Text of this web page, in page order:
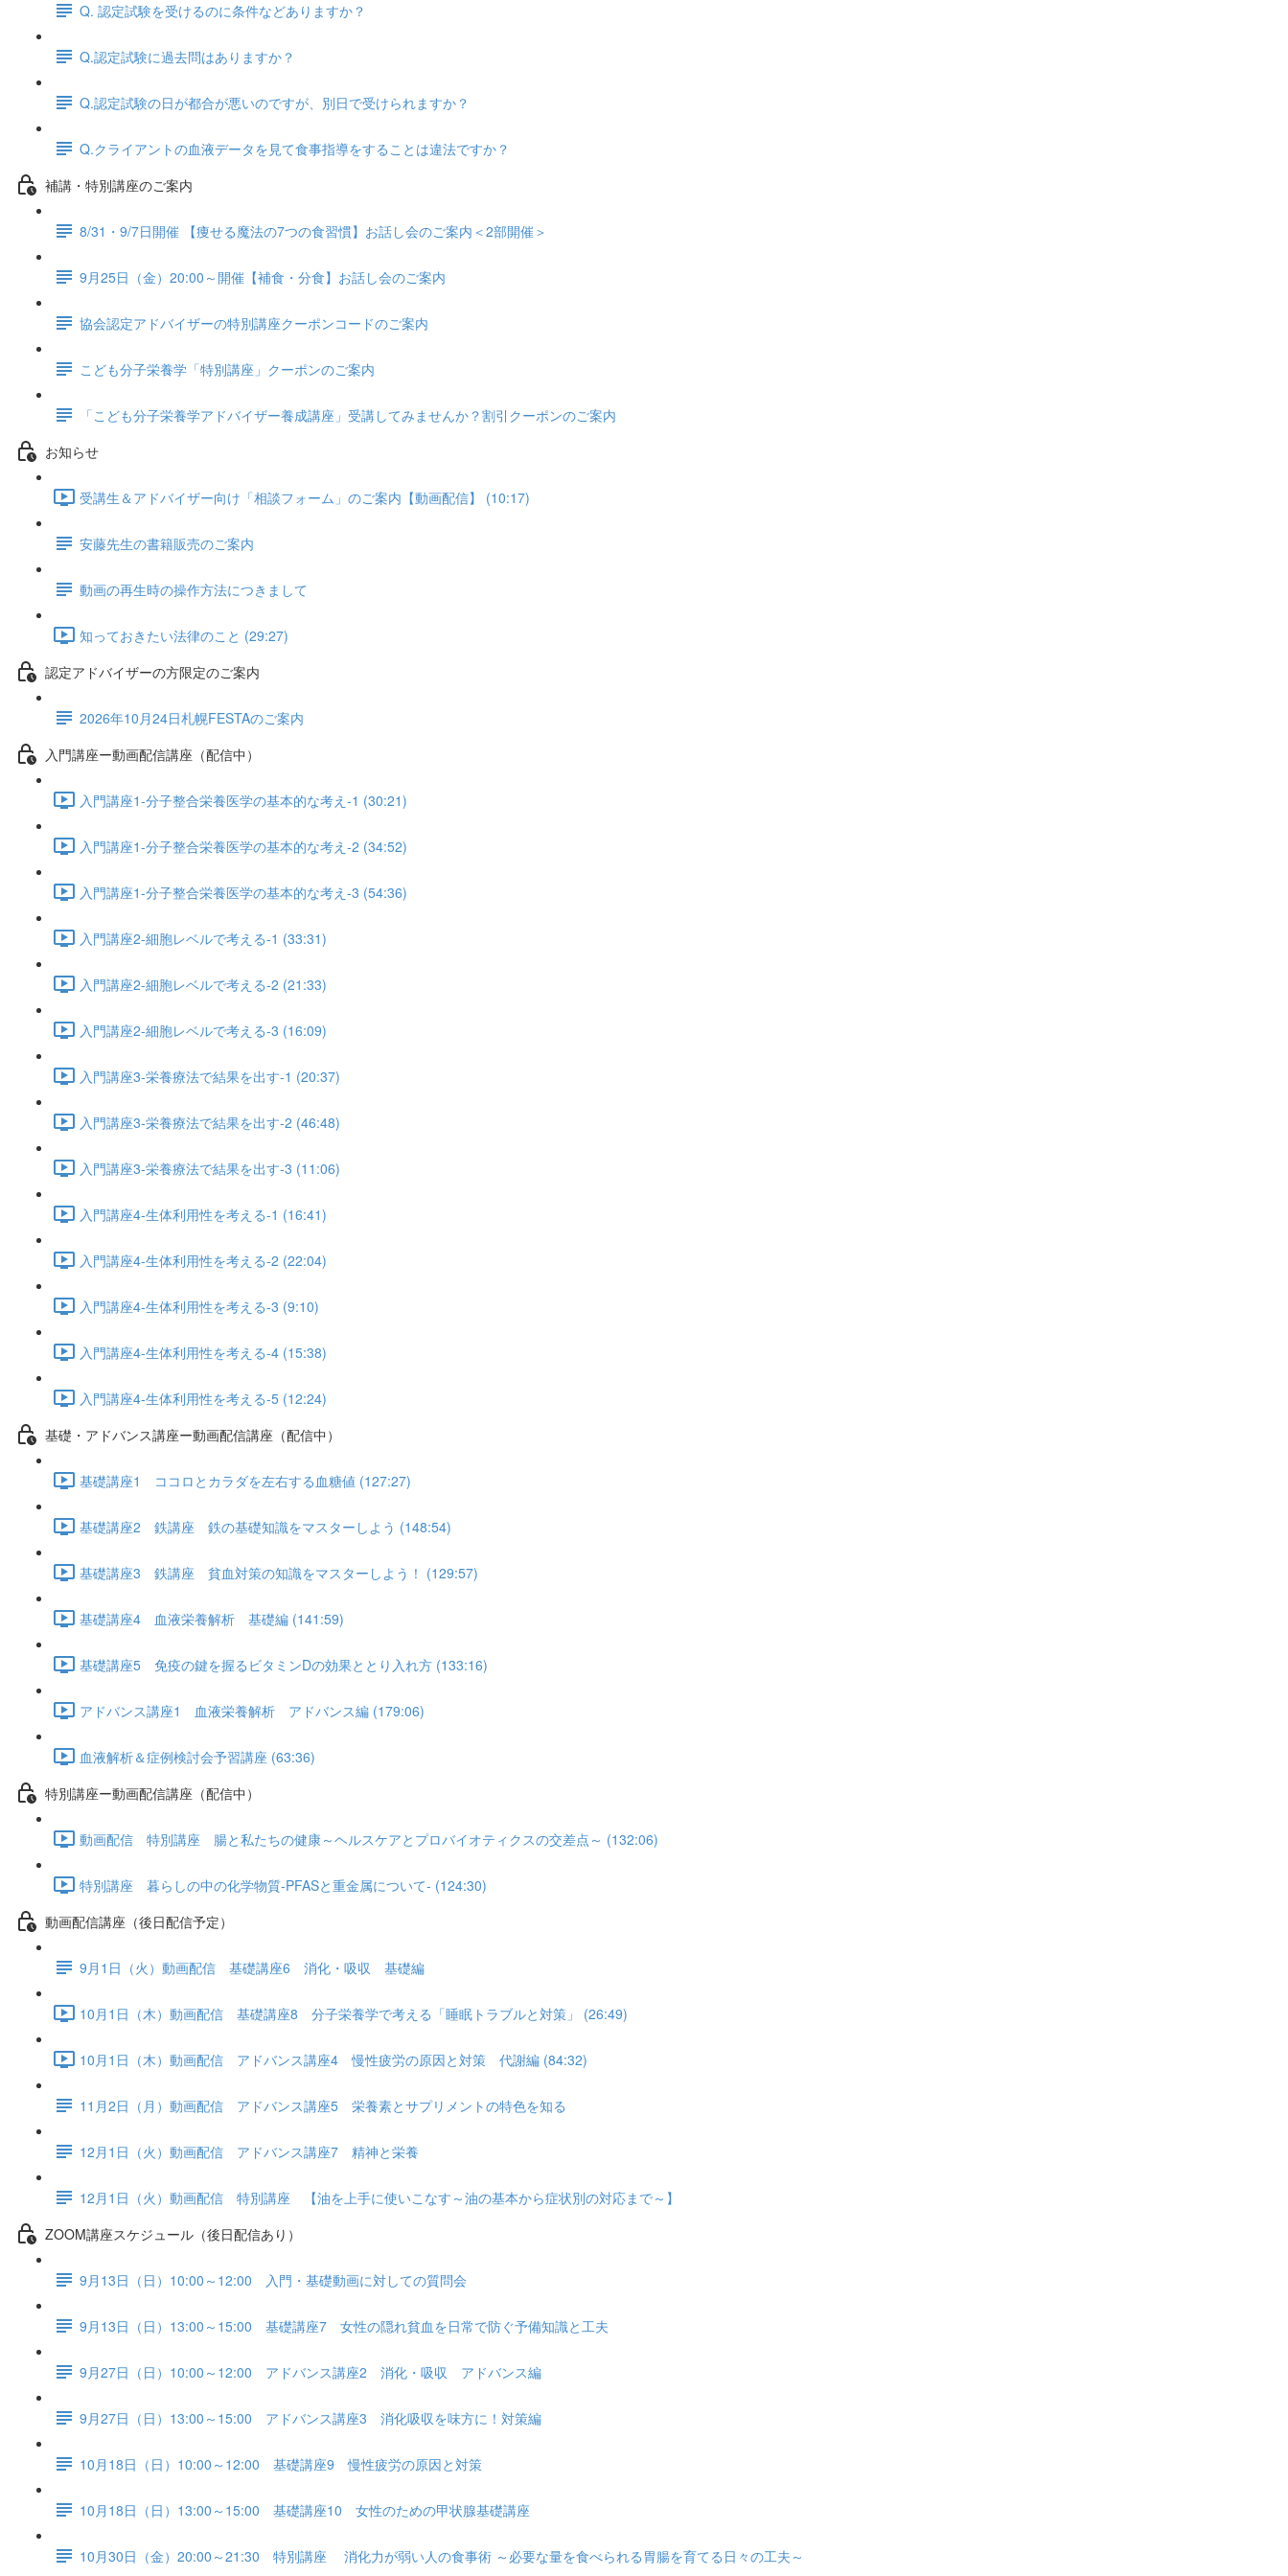
Q. 認定試験を受けるのに条件などありますか？
Q.認定試験に過去問はありますか？
Q.認定試験の日が都合が悪いのですが、別日で受けられますか？
Q.クライアントの血液データを見て食事指導をすることは違法ですか？
補講・特別講座のご案内
8/31・9/7日開催 【痩せる魔法の7つの食習慣】お話し会のご案内＜2部開催＞
9月25日（金）20:00～開催【補食・分食】お話し会のご案内
協会認定アドバイザーの特別講座クーポンコードのご案内
こども分子栄養学「特別講座」クーポンのご案内
「こども分子栄養学アドバイザー養成講座」受講してみませんか？割引クーポンのご案内
お知らせ
受講生＆アドバイザー向け「相談フォーム」のご案内【動画配信】 (10:17)
安藤先生の書籍販売のご案内
動画の再生時の操作方法につきまして
知っておきたい法律のこと (29:27)
認定アドバイザーの方限定のご案内
2026年10月24日札幌FESTAのご案内
入門講座ー動画配信講座（配信中）
入門講座1-分子整合栄養医学の基本的な考え-1 (30:21)
入門講座1-分子整合栄養医学の基本的な考え-2 (34:52)
入門講座1-分子整合栄養医学の基本的な考え-3 (54:36)
入門講座2-細胞レベルで考える-1 (33:31)
入門講座2-細胞レベルで考える-2 (21:33)
入門講座2-細胞レベルで考える-3 (16:09)
入門講座3-栄養療法で結果を出す-1 (20:37)
入門講座3-栄養療法で結果を出す-2 (46:48)
入門講座3-栄養療法で結果を出す-3 (11:06)
入門講座4-生体利用性を考える-1 (16:41)
入門講座4-生体利用性を考える-2 (22:04)
入門講座4-生体利用性を考える-3 (9:10)
入門講座4-生体利用性を考える-4 (15:38)
入門講座4-生体利用性を考える-5 (12:24)
基礎・アドバンス講座ー動画配信講座（配信中）
基礎講座1 ココロとカラダを左右する血糖値 (127:27)
基礎講座2 鉄講座 鉄の基礎知識をマスターしよう (148:54)
基礎講座3 鉄講座 貧血対策の知識をマスターしよう！ (129:57)
基礎講座4 血液栄養解析 基礎編 (141:59)
基礎講座5 免疫の鍵を握るビタミンDの効果ととり入れ方 (133:16)
アドバンス講座1 血液栄養解析 アドバンス編 (179:06)
血液解析＆症例検討会予習講座 (63:36)
特別講座ー動画配信講座（配信中）
動画配信 特別講座 腸と私たちの健康～ヘルスケアとプロバイオティクスの交差点～ (132:06)
特別講座 暮らしの中の化学物質-PFASと重金属について- (124:30)
動画配信講座（後日配信予定）
9月1日（火）動画配信 基礎講座6 消化・吸収 基礎編
10月1日（木）動画配信 基礎講座8 分子栄養学で考える「睡眠トラブルと対策」 (26:49)
10月1日（木）動画配信 アドバンス講座4 慢性疲労の原因と対策 代謝編 (84:32)
11月2日（月）動画配信 アドバンス講座5 栄養素とサプリメントの特色を知る
12月1日（火）動画配信 アドバンス講座7 精神と栄養
12月1日（火）動画配信 特別講座 【油を上手に使いこなす～油の基本から症状別の対応まで～】
ZOOM講座スケジュール（後日配信あり）
9月13日（日）10:00～12:00 入門・基礎動画に対しての質問会
9月13日（日）13:00～15:00 基礎講座7 女性の隠れ貧血を日常で防ぐ予備知識と工夫
9月27日（日）10:00～12:00 アドバンス講座2 消化・吸収 アドバンス編
9月27日（日）13:00～15:00 アドバンス講座3 消化吸収を味方に！対策編
10月18日（日）10:00～12:00 基礎講座9 慢性疲労の原因と対策
10月18日（日）13:00～15:00 基礎講座10 女性のための甲状腺基礎講座
10月30日（金）20:00～21:30 特別講座 消化力が弱い人の食事術 ～必要な量を食べられる胃腸を育てる日々の工夫～